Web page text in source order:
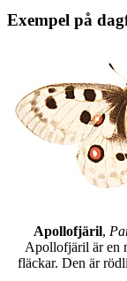
Exempel på
Apollofjäril,
Apollofjäril är en
fläckar. Den är